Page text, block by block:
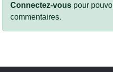
Connectez-vous pour
commentaires.